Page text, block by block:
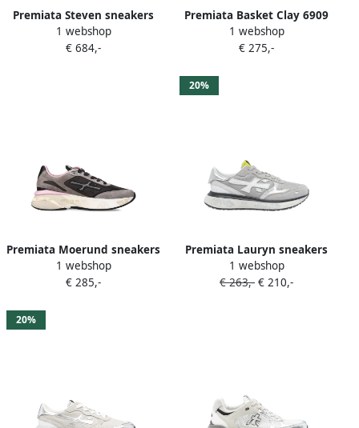
Premiata Steven sneakers
met studs Grijs
1 webshop
€ 684,-
Premiata Basket Clay 6909
sneakers Grijs
1 webshop
€ 275,-
Premiata Moerund sneakers
met applicatie Grijs
1 webshop
€ 285,-
20%
Premiata Lauryn sneakers
met logodetail Grijs
1 webshop
€ 263,- € 210,-
20%